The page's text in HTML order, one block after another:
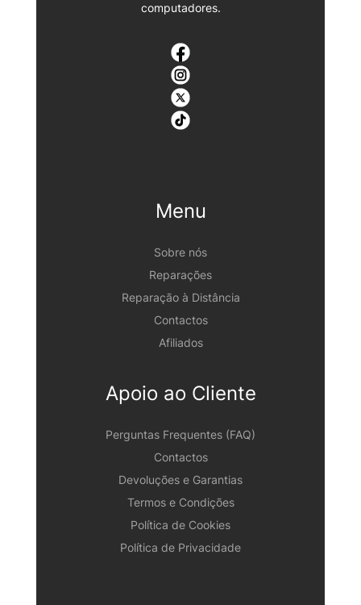
computadores.
Menu
Sobre nós
Reparações
Reparação à Distância
Contactos
Afiliados
Apoio ao Cliente
Perguntas Frequentes (FAQ)
Contactos
Devoluções e Garantias
Termos e Condições
Política de Cookies
Política de Privacidade